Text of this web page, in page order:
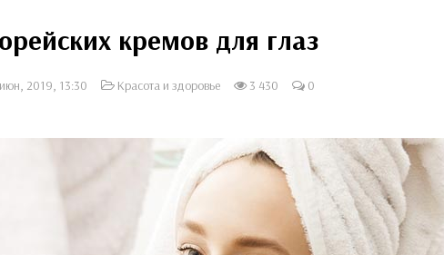
кремов для глаз
2019, 13:30 Красота и здоровье 3 430 0